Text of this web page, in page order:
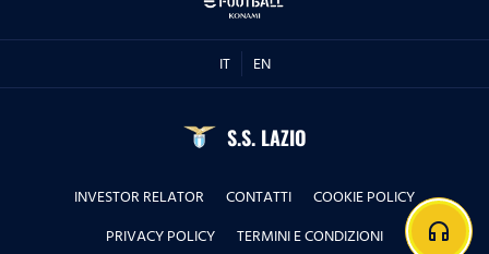
IT EN
S.S. LAZIO
INVESTOR RELATOR CONTATTI
COOKIE POLICY
PRIVACY POLICY
TERMINI E CONDIZIONI headphones